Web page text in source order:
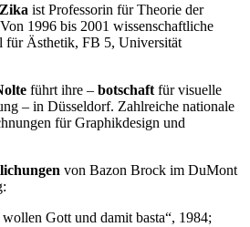
ist Professorin für Theorie der
1996 bis 2001 wissenschaftliche
für Ästhetik, FB 5, Universität
führt ihre – botschaft für visuelle
– in Düsseldorf. Zahlreiche nationale
für Graphikdesign und
von Bazon Brock im DuMont
Gott und damit basta“, 1984;